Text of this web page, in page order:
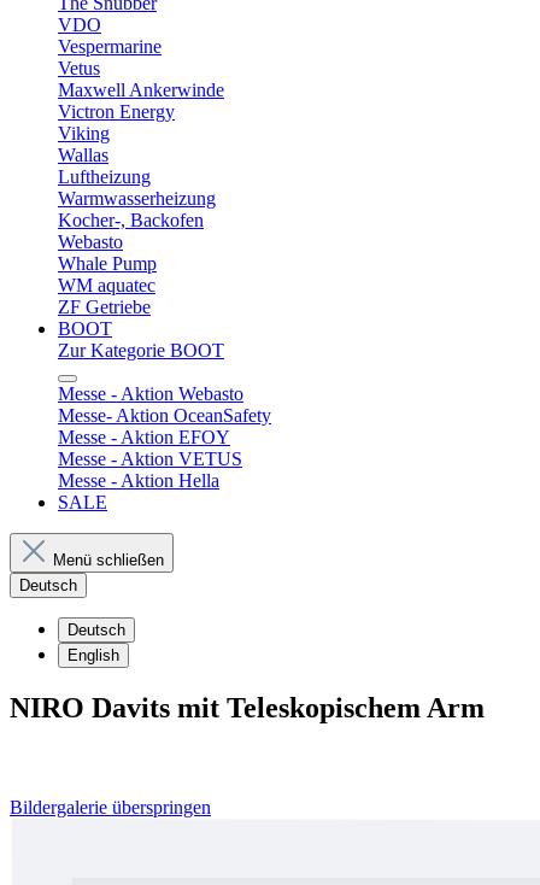
VDO
Vespermarine
Vetus
Maxwell Ankerwinde
Victron Energy
Viking
Wallas
Luftheizung
Warmwasserheizung
Kocher-, Backofen
Webasto
Whale Pump
WM aquatec
ZF Getriebe
BOOT
Zur Kategorie BOOT
Messe - Aktion Webasto
Messe- Aktion OceanSafety
Messe - Aktion EFOY
Messe - Aktion VETUS
Messe - Aktion Hella
SALE
Menü schließen
Deutsch
Deutsch
English
NIRO Davits mit Teleskopischem Arm
Bildergalerie überspringen